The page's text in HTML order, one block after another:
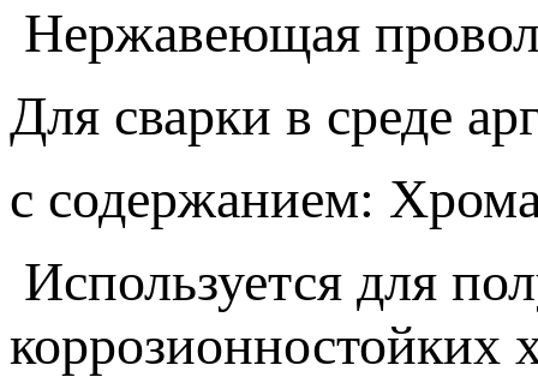
Нержавеющая
Для сварки в среде
c содержанием:
Используется для